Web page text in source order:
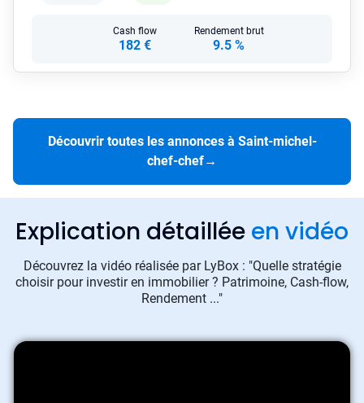
Cash flow
182 €
Rendement brut
9.5 %
Découvrir toutes les annonces à Saint-michel-
chef-chef→
Explication détaillée en vidéo
Découvrez la vidéo réalisée par LyBox : "Quelle stratégie
choisir pour investir en immobilier ? Patrimoine, Cash-flow,
Rendement ..."